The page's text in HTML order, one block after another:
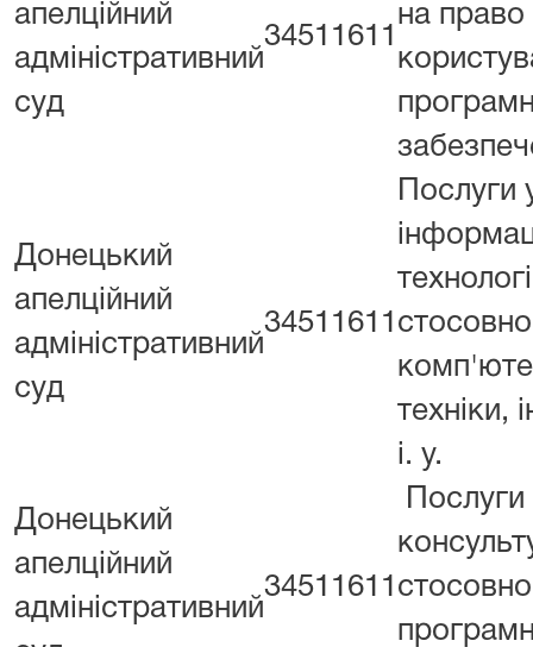
апелційний
адміністративний
суд
34511611
на право
Донецький
апелційний
адміністративний
суд
34511611
Послуги
стосовно
техніки,
і. у.
Донецький
апелційний
адміністративний
34511611